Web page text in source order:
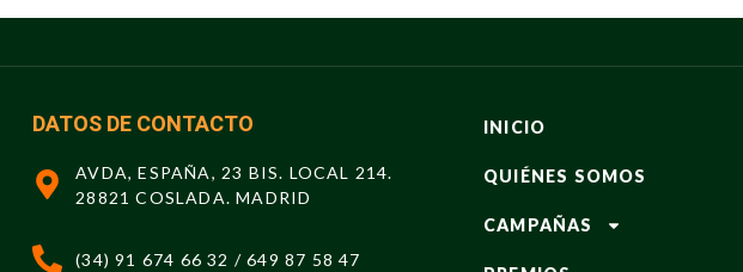
DATOS DE CONTACTO
AVDA, ESPAÑA, 23 BIS. LOCAL 214.
28821 COSLADA. MADRID
(34) 91 674 66 32 / 649 87 58 47
INICIO
QUIÉNES SOMOS
CAMPAÑAS